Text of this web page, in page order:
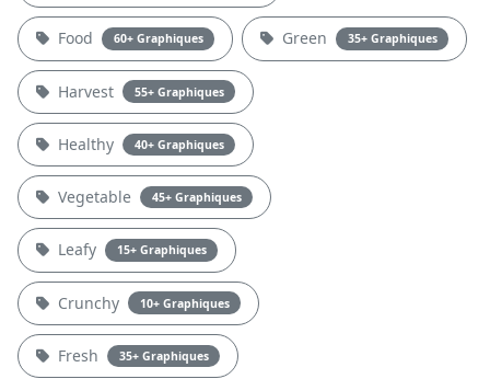
Food 60+ Graphiques Green 35+ Graphiques
Harvest 55+ Graphiques
Healthy 40+ Graphiques
Vegetable 45+ Graphiques
Leafy 15+ Graphiques
Crunchy 10+ Graphiques
Fresh 35+ Graphiques